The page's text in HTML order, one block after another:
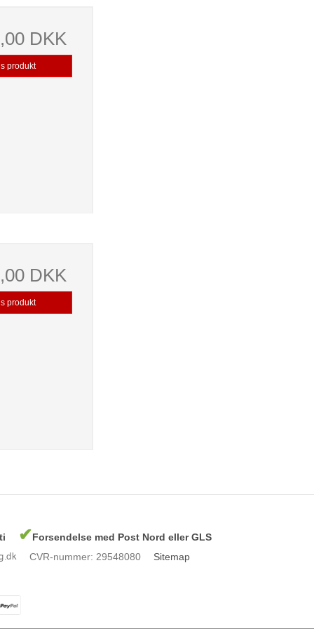
DKK
produkt
DKK
produkt
✔Forsendelse med Post Nord eller GLS
CVR-nummer: 29548080
Sitemap